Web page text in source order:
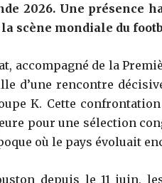
2026. Une présence
la scène mondiale du
accompagné de la
d’une rencontre
K. Cette
pour une sélection
où le pays évoluait
depuis le 11 juin,